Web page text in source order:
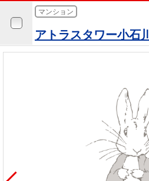
マンション
アトラスタワー小石川